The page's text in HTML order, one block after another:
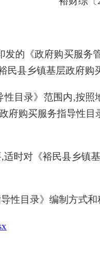
发的《政府购买服务
民县乡镇基层政府
性目录》范围内,按照
府购买服务指导性
,适时对《裕民县乡镇
性目录》编制方式和